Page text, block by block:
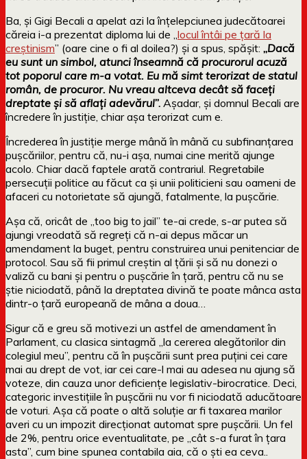
Ba, și Gigi Becali a apelat azi la înțelepciunea judecătoarei
căreia i-a prezentat diploma lui de „ locul întâi pe țară la
creștinism” (oare cine o fi al doilea?) și a spus, spășit: „Dacă
eu sunt un simbol, atunci înseamnă că procurorul acuză
tot poporul care m-a votat. Eu mă simt terorizat de statul
român, de procuror. Nu vreau altceva decât să faceţi
dreptate şi să aflaţi adevărul”. Așadar, și domnul Becali are
încredere în justiție, chiar așa terorizat cum e.
Încrederea în justiție merge mână în mână cu subfinanțarea
pușcăriilor, pentru că, nu-i așa, numai cine merită ajunge
acolo. Chiar dacă faptele arată contrariul. Regretabile
persecuții politice au făcut ca și unii politicieni sau oameni de
afaceri cu notorietate să ajungă, fatalmente, la pușcărie.
Așa că, oricât de „too big to jail” te-ai crede, s-ar putea să
ajungi vreodată să regreți că n-ai depus măcar un
amendament la buget, pentru construirea unui penitenciar de
protocol. Sau să fii primul creștin al țării și să nu donezi o
valiză cu bani și pentru o pușcărie în țară, pentru că nu se
știe niciodată, până la dreptatea divină te poate mânca asta
dintr-o țară europeană de mâna a doua…
Sigur că e greu să motivezi un astfel de amendament în
Parlament, cu clasica sintagmă „la cererea alegătorilor din
colegiul meu”, pentru că în pușcării sunt prea puțini cei care
mai au drept de vot, iar cei care-l mai au adesea nu ajung să
voteze, din cauza unor deficiențe legislativ-birocratice. Deci,
categoric investițiile în pușcării nu vor fi niciodată aducătoare
de voturi. Așa că poate o altă soluție ar fi taxarea marilor
averi cu un impozit direcționat automat spre pușcării. Un fel
de 2%, pentru orice eventualitate, pe „cât s-a furat în țara
asta”, cum bine spunea contabila aia, că o ști ea ceva..